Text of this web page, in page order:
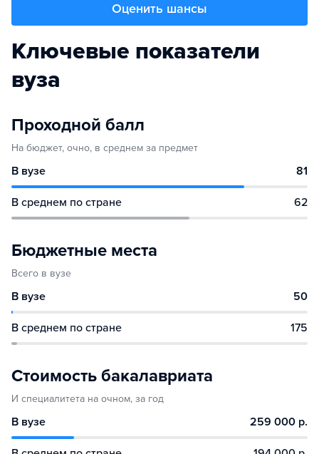
Оценить шансы
Ключевые показатели
вуза
Проходной балл
На бюджет, очно, в среднем за предмет
В вузе 81
В среднем по стране 62
Бюджетные места
Всего в вузе
В вузе 50
В среднем по стране 175
Стоимость бакалавриата
И специалитета на очном, за год
В вузе 259 000 р.